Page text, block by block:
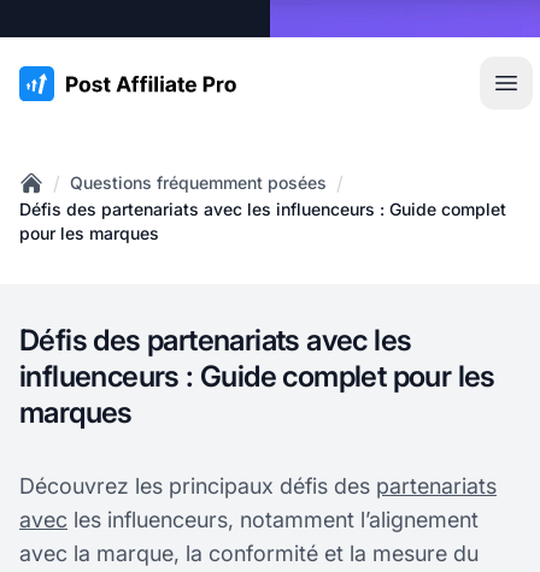
:site.title
Home
/ Questions fréquemment posées /
Défis des partenariats avec les influenceurs : Guide complet
pour les marques
Défis des partenariats avec les
influenceurs : Guide complet pour les
marques
Découvrez les principaux défis des partenariats
avec les influenceurs, notamment l’alignement
avec la marque, la conformité et la mesure du